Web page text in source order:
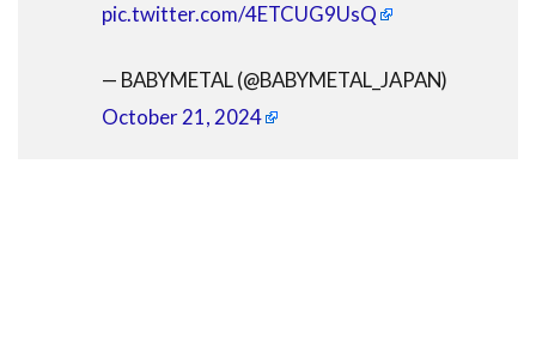
pic.twitter.com/4ETCUG9UsQ
— BABYMETAL (@BABYMETAL_JAPAN)
October 21, 2024